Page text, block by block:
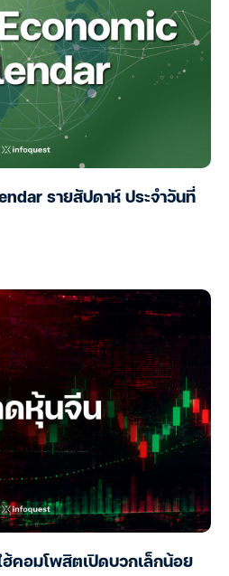
รายสัปดาห์ ประจำวันที่
ฮ้คอมโพสิตเปิดบวกเล็กน้อย